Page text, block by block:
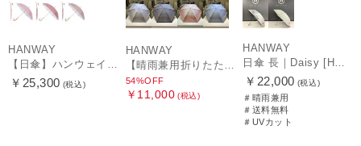
HANWAY
【日傘】ハンウェイ (HANWAY) Pシエスタ 白ラミネート ナチュラルカラー 長傘 オールウェザー 遮光 竹手元 晴雨兼用 UV 日本製
￥25,300 (税込)
HANWAY
【晴雨兼用折りたたみ日傘】ハンウェイ (HANWAY) Socal Gir（ソーカル・ガール） 暑さ対策、紫外線対策、親骨：～50cm 雨の日OK 遮光 UV 晴雨兼用
54%OFF
￥11,000 (税込)
HANWAY
￥22,000 (税込)
＃晴雨兼用
＃送料無料
＃UVカット